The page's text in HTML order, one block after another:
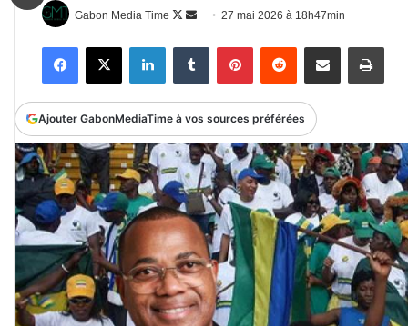
Gabon Media Time
Follow
X
Envoyer
courriel
27 mai 2026 à 18h47min
FacebookX LinkedinTumblr PinterestReddit Partager par email
Ajouter GabonMediaTime à vos sources préférées